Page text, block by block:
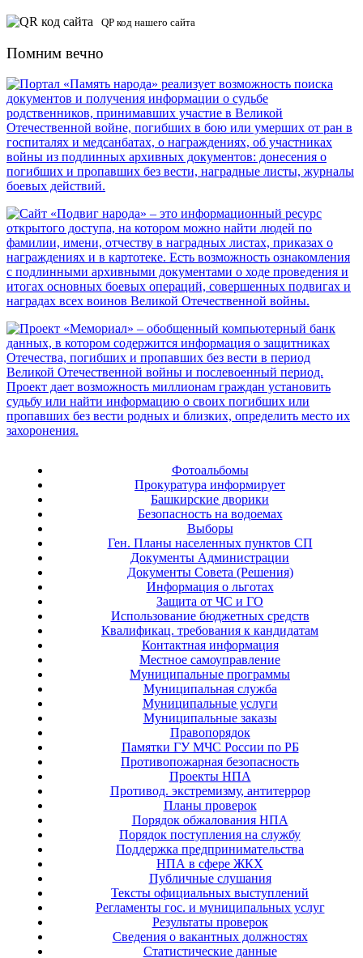
QP код нашего сайта
Помним вечно
Фотоальбомы
Прокуратура информирует
Башкирские дворики
Безопасность на водоемах
Выборы
Ген. Планы населенных пунктов СП
Документы Администрации
Документы Совета (Решения)
Информация о льготах
Защита от ЧС и ГО
Использование бюджетных средств
Квалификац. требования к кандидатам
Контактная информация
Местное самоуправление
Муниципальные программы
Муниципальная служба
Муниципальные услуги
Муниципальные заказы
Правопорядок
Памятки ГУ МЧС России по РБ
Противопожарная безопасность
Проекты НПА
Противод. экстремизму, антитеррор
Планы проверок
Порядок обжалования НПА
Порядок поступления на службу
Поддержка предпринимательства
НПА в сфере ЖКХ
Публичные слушания
Тексты официальных выступлений
Регламенты гос. и муниципальных услуг
Результаты проверок
Сведения о вакантных должностях
Статистические данные